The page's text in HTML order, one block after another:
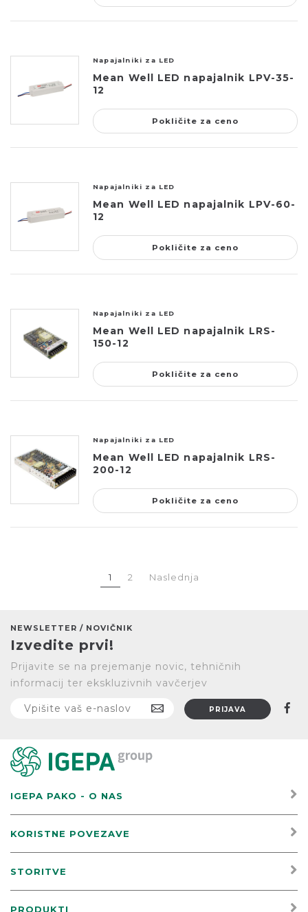
Napajalniki za LED
Mean Well LED napajalnik LPV-35-
12
Pokličite za ceno
Napajalniki za LED
Mean Well LED napajalnik LPV-60-
12
Pokličite za ceno
Napajalniki za LED
Mean Well LED napajalnik LRS-
150-12
Pokličite za ceno
Napajalniki za LED
Mean Well LED napajalnik LRS-
200-12
Pokličite za ceno
1 2 Naslednja
NEWSLETTER / NOVIČNIK
Izvedite prvi!
Prijavite se na prejemanje novic, tehničnih
informacij ter ekskluzivnih vavčerjev
IGEPA PAKO - O NAS
KORISTNE POVEZAVE
STORITVE
PRODUKTI